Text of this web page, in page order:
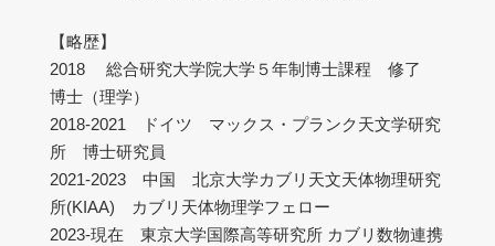
【略歴】
2018 総合研究大学院大学５年制博士課程 修了
博士（理学）
2018-2021 ドイツ マックス・プランク天文学研究
所 博士研究員
2021-2023 中国 北京大学カブリ天文天体物理研究
所(KIAA) カブリ天体物理学フェロー
2023-現在 東京大学国際高等研究所 カブリ数物連携